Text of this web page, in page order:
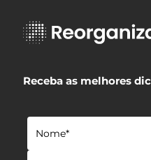
Receba as melhores